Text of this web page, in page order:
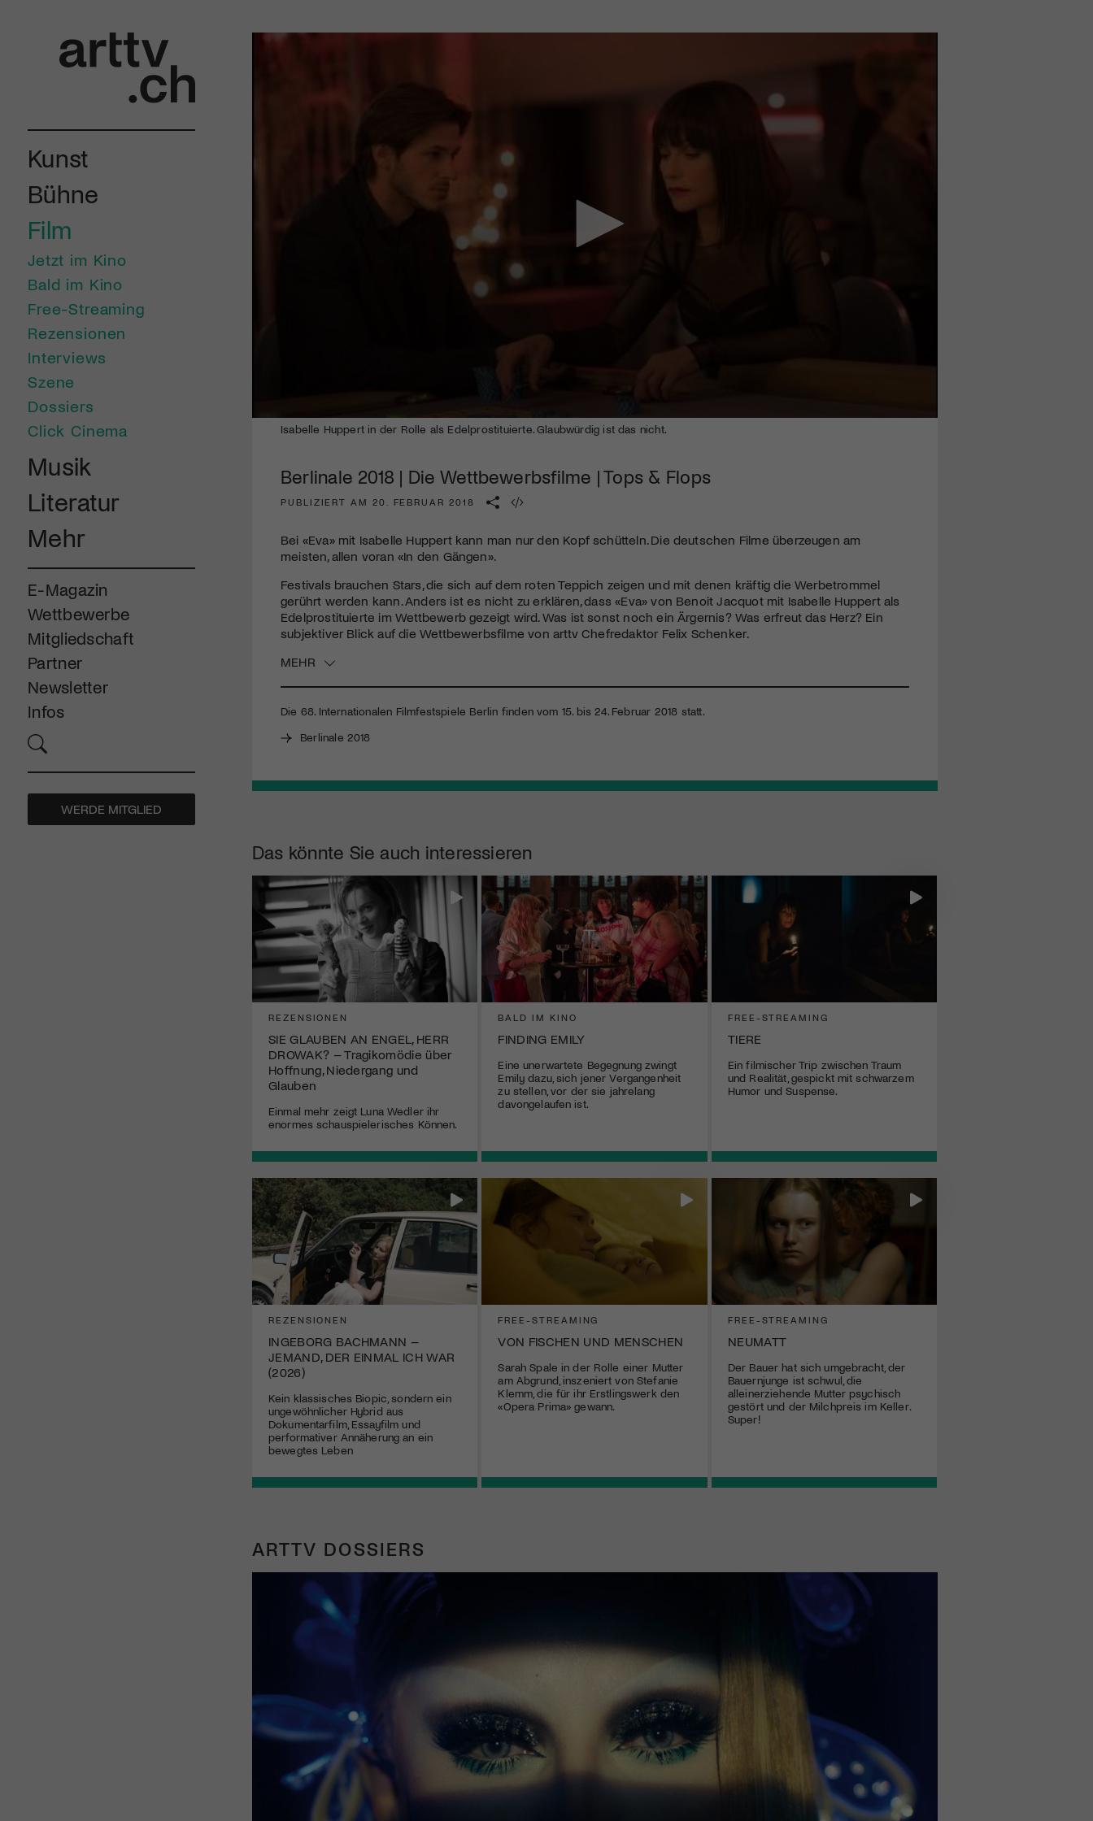
Kunst
Bühne
Film
Jetzt im Kino
Bald im Kino
Free-Streaming
Rezensionen
Interviews
Szene
Dossiers
Click Cinema
Musik
Literatur
Mehr
E-Magazin
Wettbewerbe
Mitgliedschaft
Partner
Newsletter
Infos
WERDE MITGLIED
seconds
minutes,
Volume
Isabelle Huppert in der Rolle als Edelprostituierte. Glaubwürdig ist das nicht.
Berlinale 2018 | Die Wettbewerbsfilme | Tops & Flops
PUBLIZIERT AM 20. FEBRUAR 2018
Bei «Eva» mit Isabelle Huppert kann man nur den Kopf schütteln. Die deutschen Filme überzeugen am
meisten, allen voran «In den Gängen».
Festivals brauchen Stars, die sich auf dem roten Teppich zeigen und mit denen kräftig die Werbetrommel
gerührt werden kann. Anders ist es nicht zu erklären, dass «Eva» von Benoit Jacquot mit Isabelle Huppert als
Edelprostituierte im Wettbewerb gezeigt wird. Was ist sonst noch ein Ärgernis? Was erfreut das Herz? Ein
subjektiver Blick auf die Wettbewerbsfilme von arttv Chefredaktor Felix Schenker.
MEHR
Die 68. Internationalen Filmfestspiele Berlin finden vom 15. bis 24. Februar 2018 statt.
Berlinale 2018
Das könnte Sie auch interessieren
REZENSIONEN
SIE GLAUBEN AN ENGEL, HERR
DROWAK? – Tragikomödie über
Hoffnung, Niedergang und
Glauben
Einmal mehr zeigt Luna Wedler ihr
enormes schauspielerisches Können.
BALD IM KINO
FINDING EMILY
Eine unerwartete Begegnung zwingt
Emily dazu, sich jener Vergangenheit
zu stellen, vor der sie jahrelang
davongelaufen ist.
FREE-STREAMING
TIERE
Ein filmischer Trip zwischen Traum
und Realität, gespickt mit schwarzem
Humor und Suspense.
REZENSIONEN
INGEBORG BACHMANN –
JEMAND, DER EINMAL ICH WAR
(2026)
Kein klassisches Biopic, sondern ein
ungewöhnlicher Hybrid aus
Dokumentarfilm, Essayfilm und
performativer Annäherung an ein
bewegtes Leben
FREE-STREAMING
VON FISCHEN UND MENSCHEN
Sarah Spale in der Rolle einer Mutter
am Abgrund, inszeniert von Stefanie
Klemm, die für ihr Erstlingswerk den
«Opera Prima» gewann.
FREE-STREAMING
NEUMATT
Der Bauer hat sich umgebracht, der
Bauernjunge ist schwul, die
alleinerziehende Mutter psychisch
gestört und der Milchpreis im Keller.
Super!
ARTTV DOSSIERS
diversen Kulturevents.